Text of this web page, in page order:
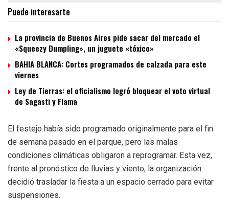
Puede interesarte
La provincia de Buenos Aires pide sacar del mercado el
«Squeezy Dumpling», un juguete «tóxico»
BAHIA BLANCA: Cortes programados de calzada para este
viernes
Ley de Tierras: el oficialismo logró bloquear el voto virtual
de Sagasti y Flama
El festejo había sido programado originalmente para el fin
de semana pasado en el parque, pero las malas
condiciones climáticas obligaron a reprogramar. Esta vez,
frente al pronóstico de lluvias y viento, la organización
decidió trasladar la fiesta a un espacio cerrado para evitar
suspensiones.